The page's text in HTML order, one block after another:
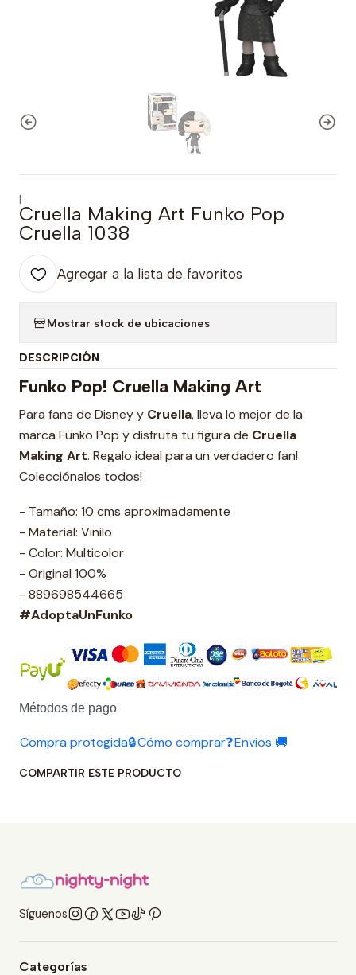
|
Cruella Making Art Funko Pop
Cruella 1038
Agregar a la lista de favoritos
Mostrar stock de ubicaciones
DESCRIPCIÓN
Funko Pop! Cruella Making Art
Para fans de Disney y Cruella, lleva lo mejor de la
marca Funko Pop y disfruta tu figura de Cruella
Making Art. Regalo ideal para un verdadero fan!
Colecciónalos todos!
- Tamaño: 10 cms aproximadamente
- Material: Vinilo
- Color: Multicolor
- Original 100%
- 889698544665
#AdoptaUnFunko
Métodos de pago
Compra protegida🔒Cómo comprar❓Envíos 🚚
COMPARTIR ESTE PRODUCTO
Síguenos
Categorías